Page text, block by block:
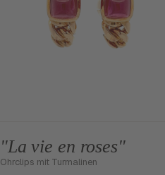
"La vie en roses"
Ohrclips mit Turmalinen